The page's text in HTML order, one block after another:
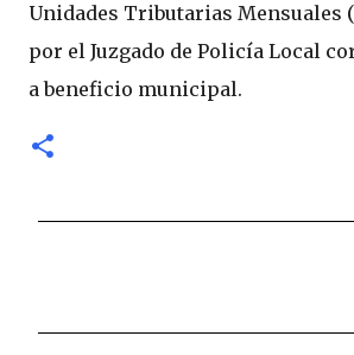
Unidades Tributarias Mensuales
por el Juzgado de Policía Local
a beneficio municipal.